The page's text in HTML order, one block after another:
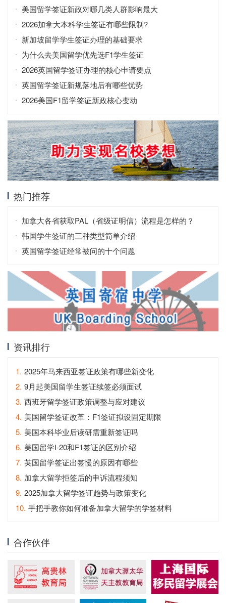
美国留学签证新政对哪几类人群影响最大
2026加拿大本科学生签证有哪些限制?
新加坡留学学生签证办理的基础要求
为什么去美国留学优先选F1学生签证
2026英国留学签证办理的核心申请要点
英国留学签证新规落地后有哪些优势
2026美国F1留学签证新政核心变动
热门推荐
加拿大各省获取PAL（省级证明信）流程是怎样的？
韩国学生签证的三种类型简单介绍
英国留学签证经常被问的十个问题
资讯排行
1. 2025年马来西亚签证政策有哪些新变化
2. 9月起美国留学生签证续签必须面试
3. 西班牙留学签证政策调整与应对建议
4. 美国留学签证改革：F1签证拟设固定期限
5. 美国本科毕业后读研需重新签证吗
6. 美国留学I-20和F1签证的区别介绍
7. 英国留学签证出签慢的原因有哪些
8. 加拿大留学拒签后的申诉流程须知
9. 2025加拿大留学签证趋势与政策变化
10. 手把手教你如何准备加拿大留学的学签材料
合作伙伴